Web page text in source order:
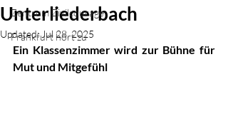
Zentrum Zivilcourage
Frankfurt hört zu
Unterliederbach
Updated:Jul 28, 2025
Ein Klassenzimmer wird zur Bühne für
Mut und Mitgefühl